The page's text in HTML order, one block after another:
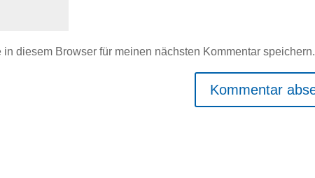
diesem Browser für meinen nächsten Kommentar speichern.